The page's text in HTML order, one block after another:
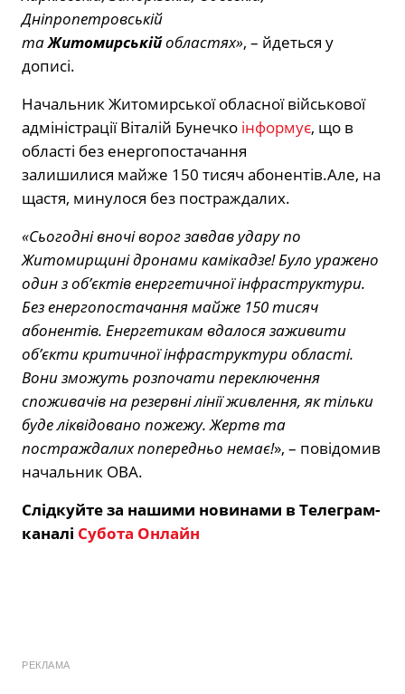
Дніпропетровській
таЖитомирськійобластях», – йдеться у
дописі.
Начальник Житомирської обласної військової
адміністрації Віталій Бунечко інформує, що в
області без енергопостачання
залишилися майже 150 тисяч абонентів.Але, на
щастя, минулося без постраждалих.
«Сьогодні вночі ворог завдав удару по
Житомирщині дронами камікадзе! Було уражено
один з об’єктів енергетичної інфраструктури.
Без енергопостачання майже 150 тисяч
абонентів. Енергетикам вдалося заживити
об’єкти критичної інфраструктури області.
Вони зможуть розпочати переключення
споживачів на резервні лінії живлення, як тільки
буде ліквідовано пожежу. Жертв та
постраждалих попередньо немає!», – повідомив
начальник ОВА.
Слідкуйте за нашими новинами в Телеграм-
каналі Субота Онлайн
РЕКЛАМА